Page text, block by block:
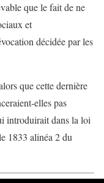
que le fait de ne
et
décidée par les
que cette dernière
elles pas
introduirait dans la loi
1833 alinéa 2 du